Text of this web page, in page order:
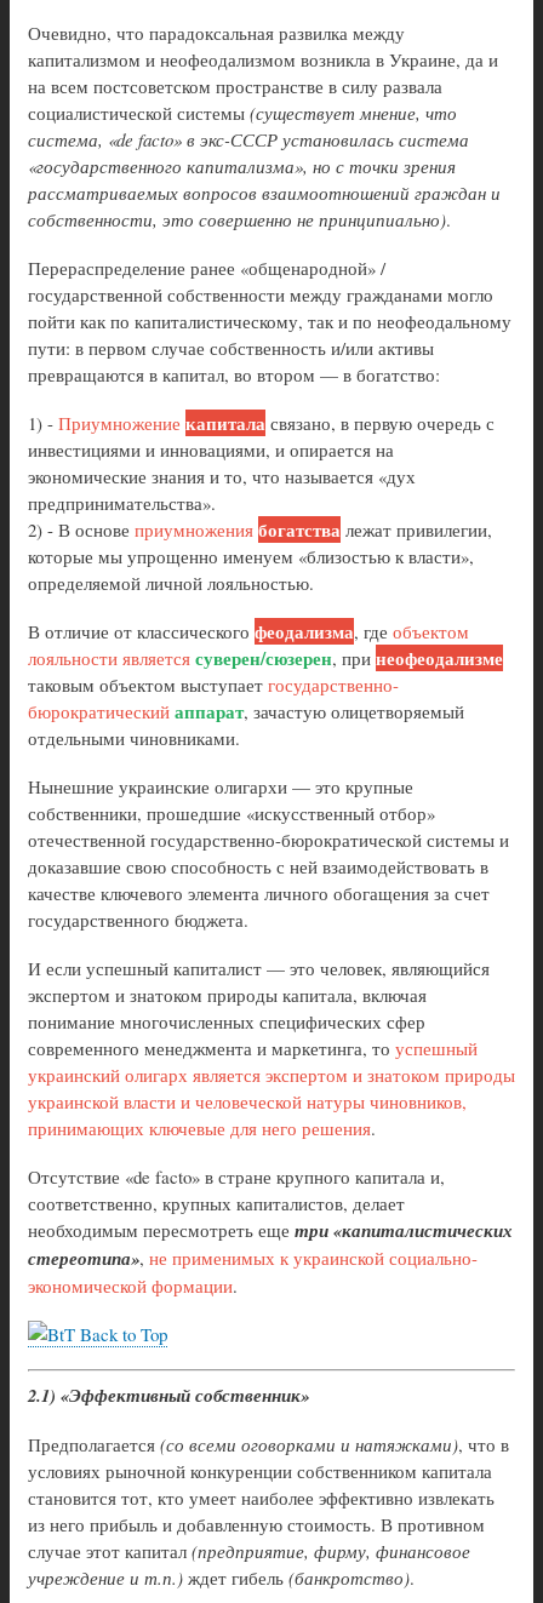
Очевидно, что парадоксальная развилка между
капитализмом и неофеодализмом возникла в Украине, да и
на всем постсоветском пространстве в силу развала
социалистической системы (существует мнение, что
система, «de facto» в экс-СССР установилась система
«государственного капитализма», но с точки зрения
рассматриваемых вопросов взаимоотношений граждан и
собственности, это совершенно не принципиально).
Перераспределение ранее «общенародной» /
государственной собственности между гражданами могло
пойти как по капиталистическому, так и по неофеодальному
пути: в первом случае собственность и/или активы
превращаются в капитал, во втором — в богатство:
1) - Приумножение капитала связано, в первую очередь с
инвестициями и инновациями, и опирается на
экономические знания и то, что называется «дух
предпринимательства».
2) - В основе приумножения богатства лежат привилегии,
которые мы упрощенно именуем «близостью к власти»,
определяемой личной лояльностью.
В отличие от классического феодализма, где объектом
лояльности является суверен/сюзерен, при неофеодализме
таковым объектом выступает государственно-
бюрократический аппарат, зачастую олицетворяемый
отдельными чиновниками.
Нынешние украинские олигархи — это крупные
собственники, прошедшие «искусственный отбор»
отечественной государственно-бюрократической системы и
доказавшие свою способность с ней взаимодействовать в
качестве ключевого элемента личного обогащения за счет
государственного бюджета.
И если успешный капиталист — это человек, являющийся
экспертом и знатоком природы капитала, включая
понимание многочисленных специфических сфер
современного менеджмента и маркетинга, то успешный
украинский олигарх является экспертом и знатоком природы
украинской власти и человеческой натуры чиновников,
принимающих ключевые для него решения.
Отсутствие «de facto» в стране крупного капитала и,
соответственно, крупных капиталистов, делает
необходимым пересмотреть еще три «капиталистических
стереотипа», не применимых к украинской социально-
экономической формации.
Back to Top
2.1) «Эффективный собственник»
Предполагается (со всеми оговорками и натяжками), что в
условиях рыночной конкуренции собственником капитала
становится тот, кто умеет наиболее эффективно извлекать
из него прибыль и добавленную стоимость. В противном
случае этот капитал (предприятие, фирму, финансовое
учреждение и т.п.) ждет гибель (банкротство).